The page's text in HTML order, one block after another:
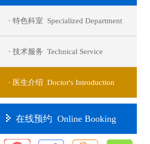
· 特色科室 Specialized Department
· 技术服务 Technical Service
· 医生介绍 Doctor's Introduction
在线预约 Online Booking